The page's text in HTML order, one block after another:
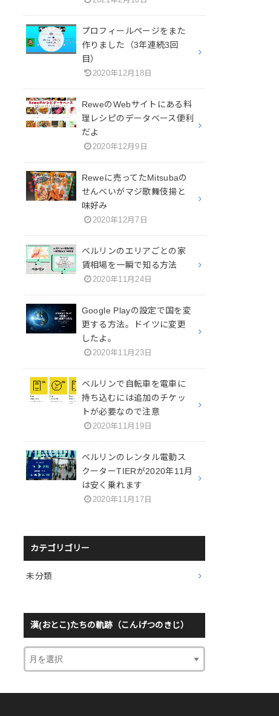
プロフィールページをまた
作りました（3年連続3回
目）
2020年12月18日
ReweのWebサイトにある料
理レシピのデータベース便利
だよ
2020年12月9日
Reweに売ってたMitsubaの
せんべいがマジ歌舞伎揚と
味好み
2020年12月7日
ベルリンのエリアごとの家
賃相場を一瞬で知る方法
2020年11月24日
Google Playの設定で国を変
更する方法。ドイツに変更
したよ。
2020年11月23日
ベルリンで自転車を電車に
持ち込むには追加のチケッ
トが必要なので注意
2020年11月19日
ベルリンのレンタル電動ス
クーターTIERが2020年11月
は安く乗れます
2020年11月17日
カテゴリゴリー
未分類
漢(おとこ)たちの軌跡（こんげつのきじ）